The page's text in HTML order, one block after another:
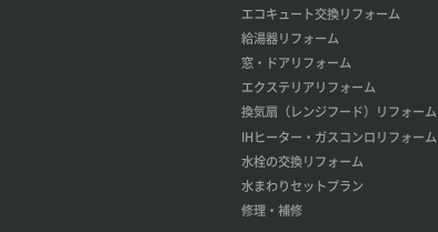
エコキュート交換リフォーム
給湯器リフォーム
窓・ドアリフォーム
エクステリアリフォーム
換気扇（レンジフード）リフォーム
IHヒーター・ガスコンロリフォーム
水栓の交換リフォーム
水まわりセットプラン
修理・補修